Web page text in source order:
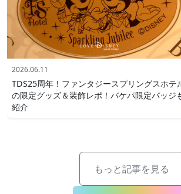
2026.06.11
TDS25周年！ファンタジースプリングスホテ
の限定グッズ＆装飾レポ！バケパ限定バッジ
紹介
もっと記事を見る